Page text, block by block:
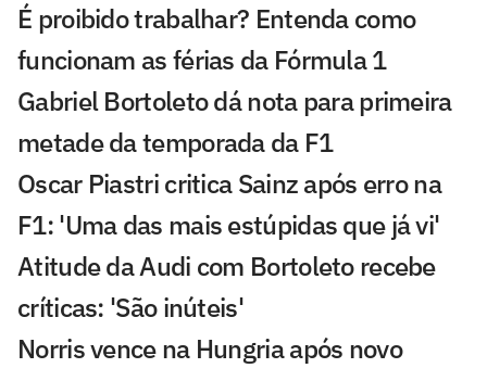
É proibido trabalhar? Entenda como
funcionam as férias da Fórmula 1
Gabriel Bortoleto dá nota para primeira
metade da temporada da F1
Oscar Piastri critica Sainz após erro na
F1: 'Uma das mais estúpidas que já vi'
Atitude da Audi com Bortoleto recebe
críticas: 'São inúteis'
Norris vence na Hungria após novo